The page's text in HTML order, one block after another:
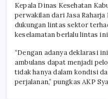
Kepala Dinas Kesehatan
perwakilan dari Jasa
dukungan lintas sektor
keselamatan berlalu lintas
“Dengan adanya deklarasi
ambulans dapat menjadi
tidak hanya dalam kondisi
perjalanan,” pungkas AKP